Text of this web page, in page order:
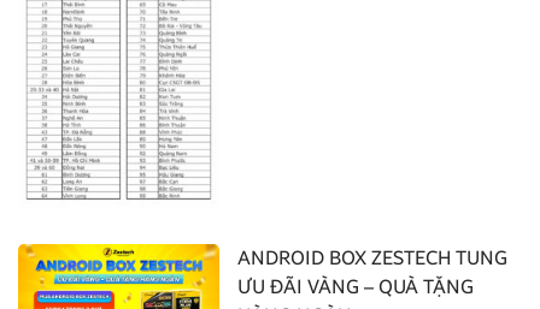
ANDROID BOX ZESTECH TUNG
ƯU ĐÃI VÀNG – QUÀ TẶNG